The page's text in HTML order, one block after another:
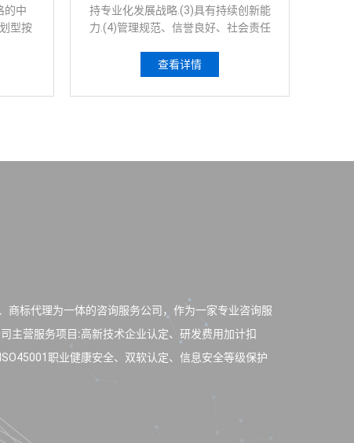
的中
型按
。
持专业化发展战略.(3)具有持续创新能
力.(4)管理规范、信誉良好、社会责任
查看详情
标代理为一体的咨询服务公司，作为一家专业咨询服
主营服务项目∶高新技术企业认定、研发费用加计扣
职业健康安全、双软认定、信息安全等级保护